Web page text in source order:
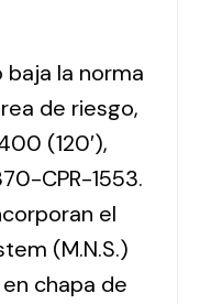
baja la norma
de riesgo,
(120′),
CPR-1553.
el
(M.N.S.)
chapa de